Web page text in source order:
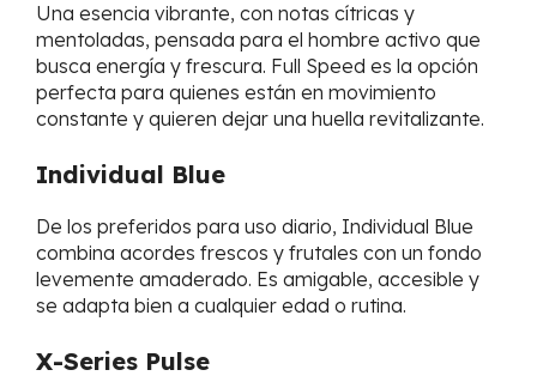
Una esencia vibrante, con notas cítricas y
mentoladas, pensada para el hombre activo que
busca energía y frescura. Full Speed es la opción
perfecta para quienes están en movimiento
constante y quieren dejar una huella revitalizante.
Individual Blue
De los preferidos para uso diario, Individual Blue
combina acordes frescos y frutales con un fondo
levemente amaderado. Es amigable, accesible y
se adapta bien a cualquier edad o rutina.
X-Series Pulse